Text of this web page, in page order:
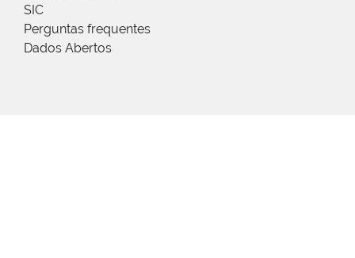
SIC
Perguntas frequentes
Dados Abertos